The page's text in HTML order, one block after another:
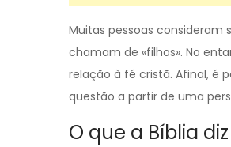
Muitas pessoas
chamam de «filhos». No
relação à fé cristã. Afinal, é
questão a partir de uma
O que a Bíblia